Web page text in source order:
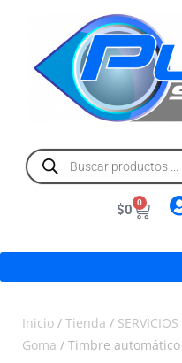
$0 0
Inicio / Tienda / SERVICIOS
Goma / Timbre automático